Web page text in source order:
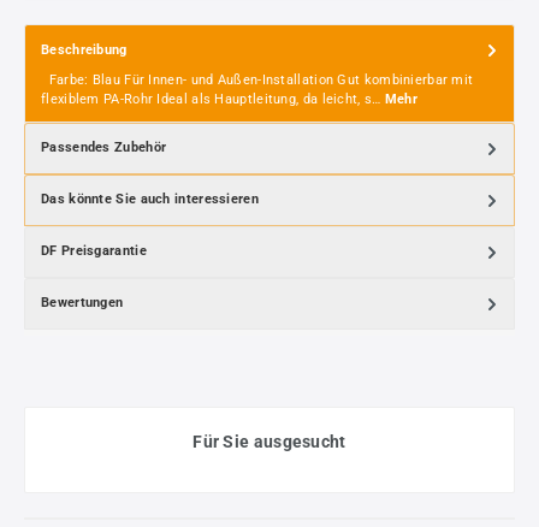
Beschreibung
Farbe: Blau Für Innen- und Außen-Installation Gut kombinierbar mit
flexiblem PA-Rohr Ideal als Hauptleitung, da leicht, s… Mehr
Passendes Zubehör
Das könnte Sie auch interessieren
DF Preisgarantie
Bewertungen
Für Sie ausgesucht